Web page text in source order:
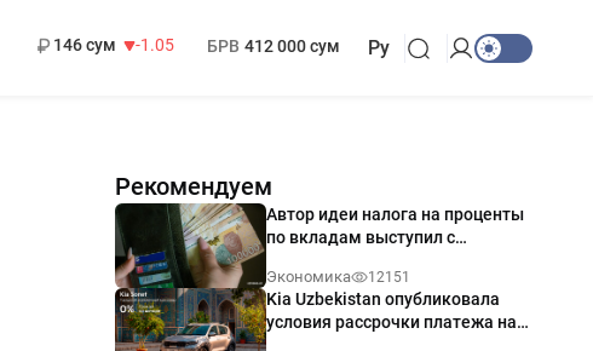
146 сум
-1.05
БРВ 412 000 сум Ру
Рекомендуем
Автор идеи налога на проценты
по вкладам выступил с
Экономика 12151
Kia Uzbekistan опубликовала
условия рассрочки платежа на